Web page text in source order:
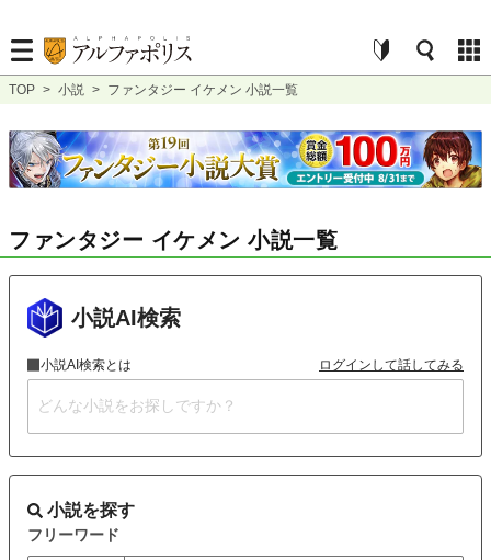
TOP > 小説 > ファンタジー イケメン 小説一覧
ファンタジー イケメン 小説一覧
小説AI検索
小説AI検索とは ログインして話してみる
小説を探す
フリーワード